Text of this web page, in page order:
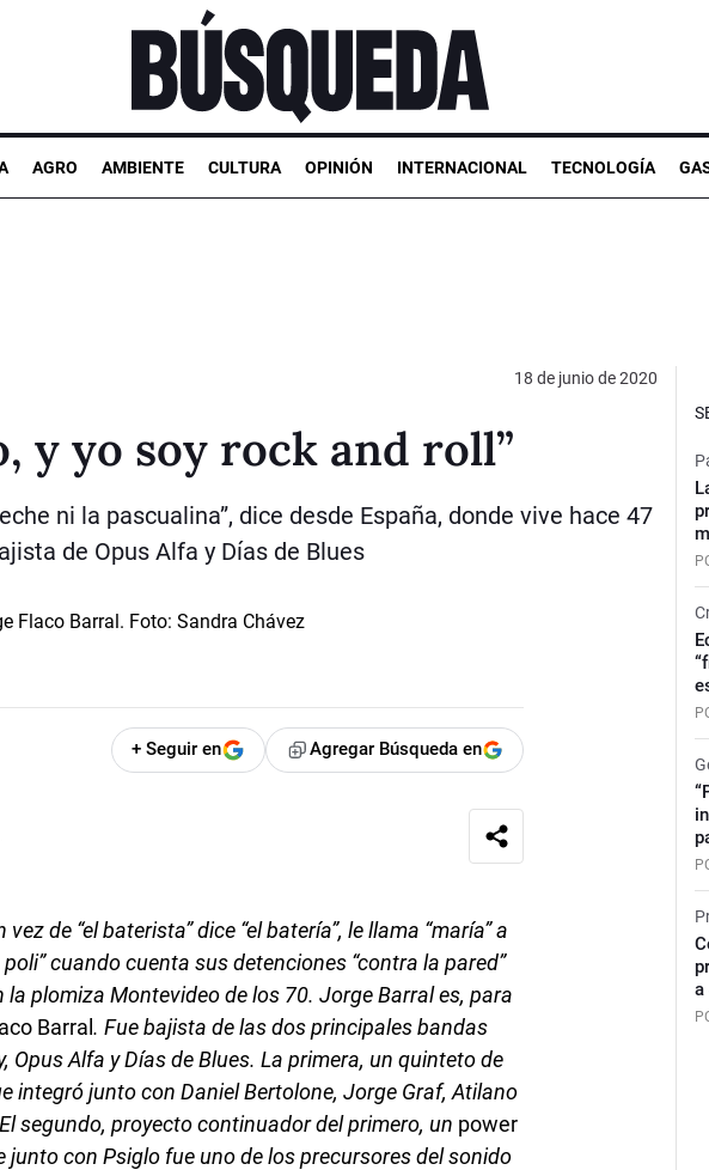
AGRO AMBIENTE CULTURA OPINIÓN INTERNACIONAL TECNOLOGÍA
18 de junio de 2020
y yo soy rock and roll”
ni la pascualina”, dice desde España, donde vive hace 47
de Opus Alfa y Días de Blues
+ Seguir en Agregar Búsqueda en
vez de “el baterista” dice “el batería”, le llama “maría” a
cuando cuenta sus detenciones “contra la pared”
plomiza Montevideo de los 70. Jorge Barral es, para
Barral. Fue bajista de las dos principales bandas
Opus Alfa y Días de Blues. La primera, un quinteto de
integró junto con Daniel Bertolone, Jorge Graf, Atilano
segundo, proyecto continuador del primero, un power
junto con Psiglo fue uno de los precursores del sonido
a